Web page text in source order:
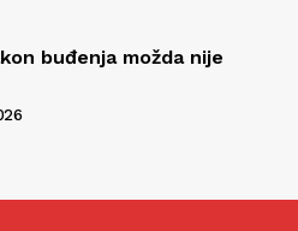
buđenja možda nije